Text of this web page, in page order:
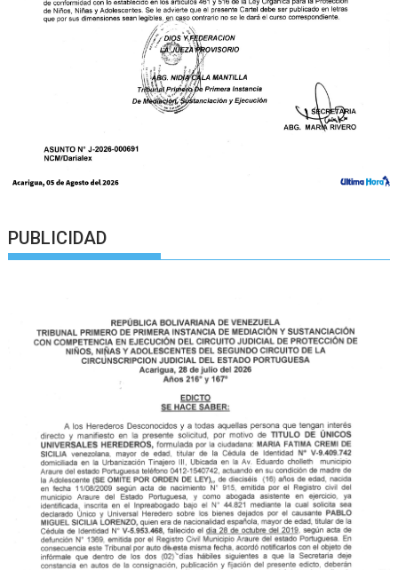
PUBLICIDAD